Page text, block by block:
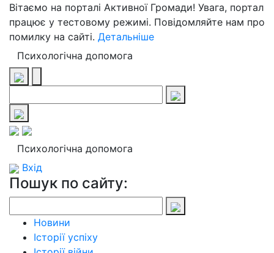
Вітаємо на порталі Активної Громади! Увага, портал
працює у тестовому режимі. Повідомляйте нам про
помилку на сайті. Детальніше
Психологічна допомога
Психологічна допомога
Вхід
Пошук по сайту:
Новини
Історії успіху